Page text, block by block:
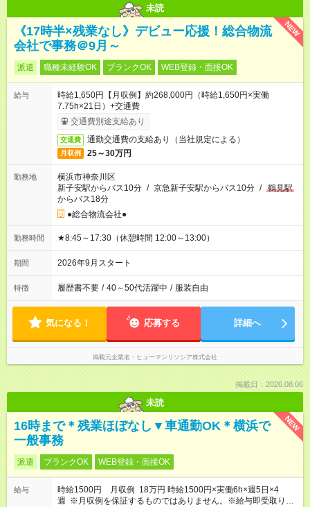
未読
NEW
《17時半×残業なし》デビュー応援！総合物流
会社で事務＠9月～
派遣 職種未経験OK ブランクOK WEB登録・面接OK
給与
時給1,650円【月収例】約268,000円（時給1,650円×実働
7.75h×21日）+交通費
交通費別途支給あり
交通費 通勤交通費の支給あり（当社規定による）
月収例 25～30万円
勤務地
横浜市神奈川区
新子安駅からバス10分 / 京急新子安駅からバス10分 / 鶴見駅
からバス18分
●総合物流会社●
勤務時間 ★8:45～17:30（休憩時間 12:00～13:00）
期間 2026年9月スタート
特徴 履歴書不要 / 40～50代活躍中 / 服装自由
気になる！ 応募する 詳細へ
掲載元企業名 ヒューマンリソシア株式会社
掲載日：2026.08.06
未読
NEW
16時まで＊残業ほぼなし▼車通勤OK＊横浜で
一般事務
派遣 ブランクOK WEB登録・面接OK
給与
時給1500円 月収例 18万円 時給1500円×実働6h×週5日×4
週 ※月収例を保証するものではありません。※給与即受取りサ